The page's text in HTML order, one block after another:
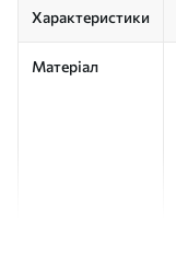
Характеристики
Матеріал